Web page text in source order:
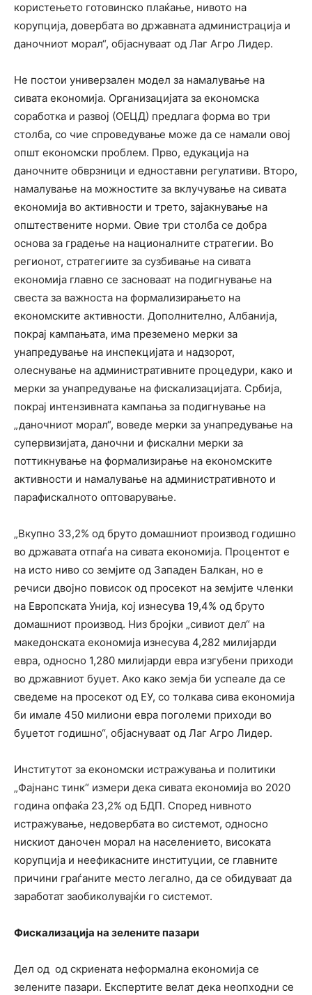
користењето готовинско плаќање, нивото на
корупција, довербата во државната администрација и
даночниот морал“, објаснуваат од Лаг Агро Лидер.
Не постои универзален модел за намалување на
сивата економија. Организацијата за економска
соработка и развој (ОЕЦД) предлага форма во три
столба, со чие спроведување може да се намали овој
општ економски проблем. Прво, едукација на
даночните обврзници и едноставни регулативи. Второ,
намалување на можностите за вклучување на сивата
економија во активности и трето, зајакнување на
општествените норми. Овие три столба се добра
основа за градење на националните стратегии. Во
регионот, стратегиите за сузбивање на сивата
економија главно се засноваат на подигнување на
свеста за важноста на формализирањето на
економските активности. Дополнително, Албанија,
покрај кампањата, има преземено мерки за
унапредување на инспекцијата и надзорот,
олеснување на административните процедури, како и
мерки за унапредување на фискализацијата. Србија,
покрај интензивната кампања за подигнување на
„даночниот морал“, воведе мерки за унапредување на
супервизијата, даночни и фискални мерки за
поттикнување на формализирање на економските
активности и намалување на административното и
парафискалното оптоварување.
„Вкупно 33,2% од бруто домашниот производ годишно
во државата отпаѓа на сивата економија. Процентот е
на исто ниво со земјите од Западен Балкан, но е
речиси двојно повисок од просекот на земјите членки
на Европската Унија, кој изнесува 19,4% од бруто
домашниот производ. Низ бројки „сивиот дел“ на
македонската економија изнесува 4,282 милијарди
евра, односно 1,280 милијарди евра изгубени приходи
во државниот буџет. Ако како земја би успеале да се
сведеме на просекот од ЕУ, со толкава сива економија
би имале 450 милиони евра поголеми приходи во
буџетот годишно“, објаснуваат од Лаг Агро Лидер.
Институтот за економски истражувања и политики
„Фајнанс тинк“ измери дека сивата економија во 2020
година опфаќа 23,2% од БДП. Според нивното
истражување, недовербата во системот, односно
нискиот даночен морал на населението, високата
корупција и неефикасните институции, се главните
причини граѓаните место легално, да се обидуваат да
заработат заобиколувајќи го системот.
Фискализација на зелените пазари
Дел од од скриената неформална економија се
зелените пазари. Експертите велат дека неопходни се